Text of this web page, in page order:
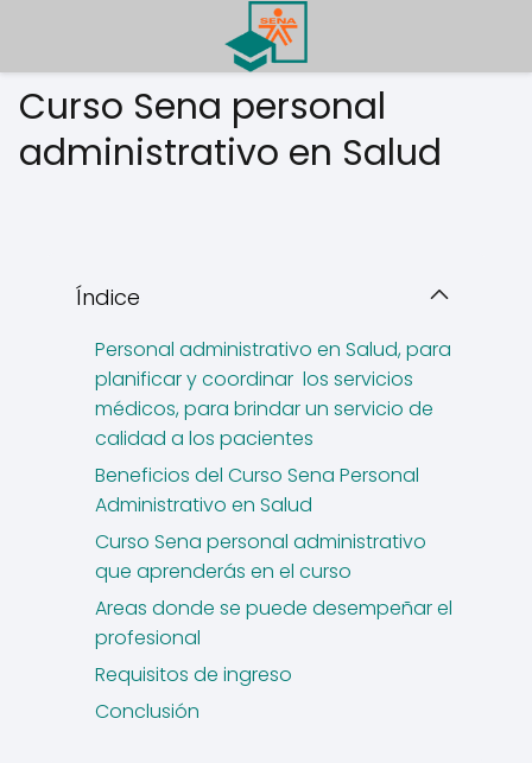
Curso Sena personal
administrativo en Salud
Índice
Personal administrativo en Salud, para
planificar y coordinar los servicios
médicos, para brindar un servicio de
calidad a los pacientes
Beneficios del Curso Sena Personal
Administrativo en Salud
Curso Sena personal administrativo
que aprenderás en el curso
Areas donde se puede desempeñar el
profesional
Requisitos de ingreso
Conclusión